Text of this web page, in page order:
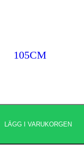
105CM
LÄGG I VARUKORGEN